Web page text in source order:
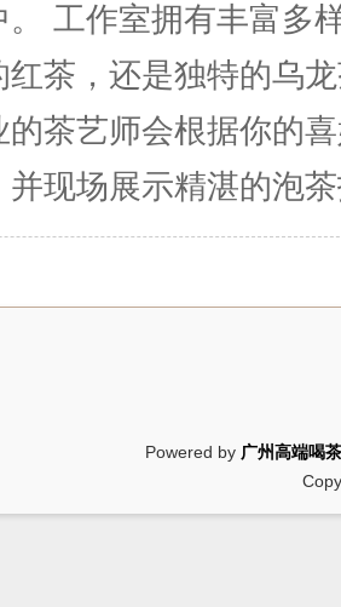
。 工作室拥有丰富多
茶，还是独特的乌
的茶艺师会根据你的
并现场展示精湛的泡
Powered by 广州高端喝